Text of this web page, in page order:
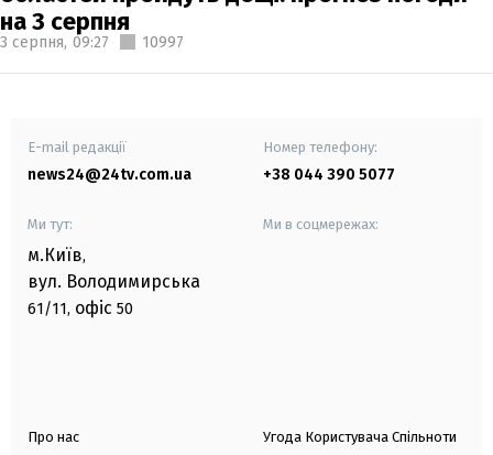
на 3 серпня
3 серпня, 09:27 10997
E-mail редакції
news24@24tv.com.ua
Номер телефону:
+38 044 390 5077
Ми тут:
м.Київ,
вул. Володимирська
61/11, офіс 50
Ми в соцмережах:
Про нас Угода Користувача Спільноти